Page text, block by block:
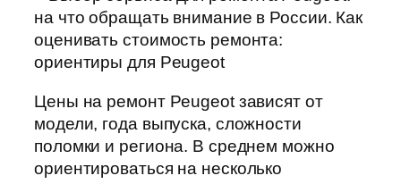
Цены на ремонт Peugeot зависят от
модели, года выпуска, сложности
поломки и региона. В среднем можно
ориентироваться на несколько